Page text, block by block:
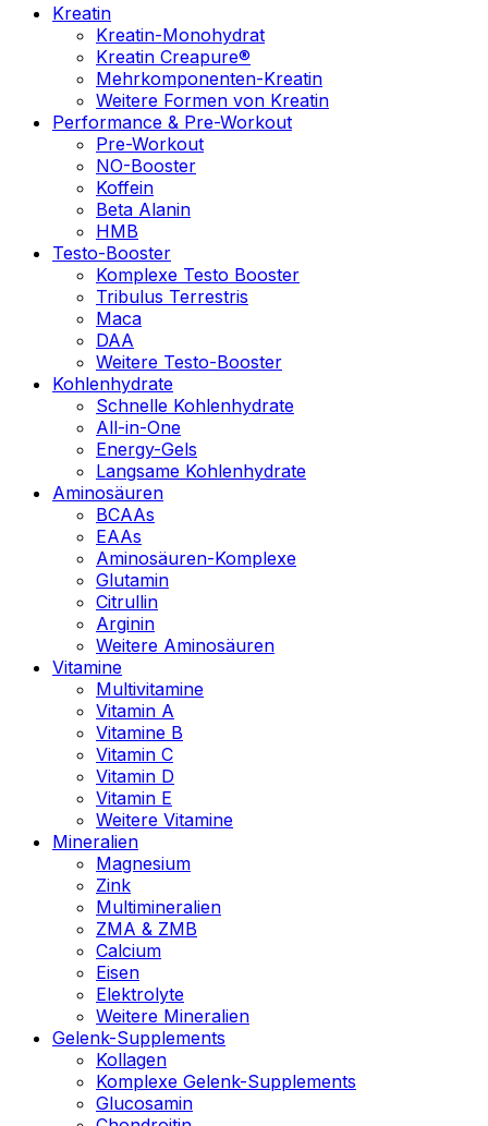
Kreatin
Kreatin-Monohydrat
Kreatin Creapure®
Mehrkomponenten-Kreatin
Weitere Formen von Kreatin
Performance & Pre-Workout
Pre-Workout
NO-Booster
Koffein
Beta Alanin
HMB
Testo-Booster
Komplexe Testo Booster
Tribulus Terrestris
Maca
DAA
Weitere Testo-Booster
Kohlenhydrate
Schnelle Kohlenhydrate
All-in-One
Energy-Gels
Langsame Kohlenhydrate
Aminosäuren
BCAAs
EAAs
Aminosäuren-Komplexe
Glutamin
Citrullin
Arginin
Weitere Aminosäuren
Vitamine
Multivitamine
Vitamin A
Vitamine B
Vitamin C
Vitamin D
Vitamin E
Weitere Vitamine
Mineralien
Magnesium
Zink
Multimineralien
ZMA & ZMB
Calcium
Eisen
Elektrolyte
Weitere Mineralien
Gelenk-Supplements
Kollagen
Komplexe Gelenk-Supplements
Glucosamin